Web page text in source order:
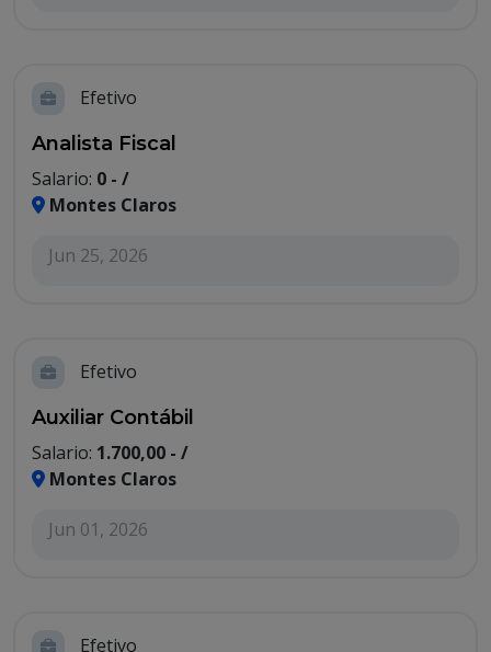
Efetivo
Analista Fiscal
Salario: 0 - /
Montes Claros
Jun 25, 2026
Efetivo
Auxiliar Contábil
Salario: 1.700,00 - /
Montes Claros
Jun 01, 2026
Efetivo